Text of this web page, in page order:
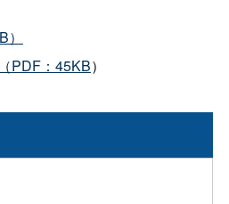
PDF：45KB）